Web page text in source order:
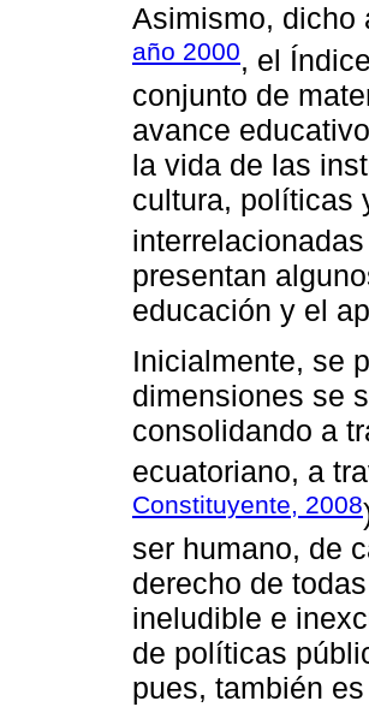
Asimismo, dicho
año 2000, el
conjunto de
avance
la vida de las
cultura, políticas
presentan
educación y el
Inicialmente, se
dimensiones se
consolidando a
ecuatoriano, a
Constituyente, 2008
ser humano, de
derecho de
ineludible e
de políticas
pues, también